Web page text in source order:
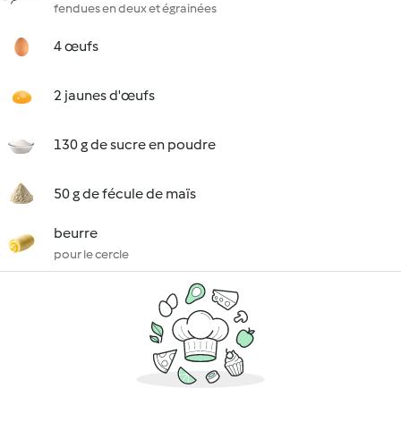
fendues en deux et égrainées
4 œufs
2 jaunes d'œufs
130 g de sucre en poudre
50 g de fécule de maïs
beurre
pour le cercle